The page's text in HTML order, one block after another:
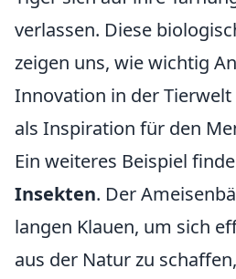
verlassen. Diese
zeigen uns, wie wichtig
Innovation in der
als Inspiration für den
Ein weiteres Beispiel
Insekten. Der
langen Klauen, um sich
aus der Natur zu